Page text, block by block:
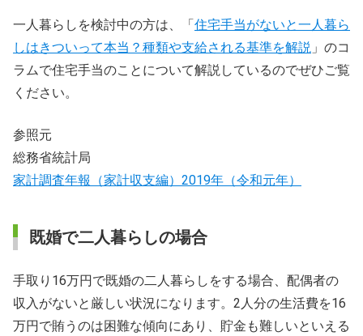
一人暮らしを検討中の方は、「 住宅手当がないと一人暮ら
しはきついって本当？種類や支給される基準を解説 」のコ
ラムで住宅手当のことについて解説しているのでぜひご覧
ください。
参照元
総務省統計局
家計調査年報（家計収支編）2019年（令和元年）
既婚で二人暮らしの場合
手取り16万円で既婚の二人暮らしをする場合、配偶者の
収入がないと厳しい状況になります。2人分の生活費を16
万円で賄うのは困難な傾向にあり、貯金も難しいといえる